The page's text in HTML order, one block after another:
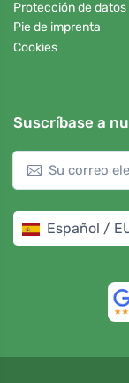
Protección de
Pie de imprenta
Cookies
Suscríbase a
Español /